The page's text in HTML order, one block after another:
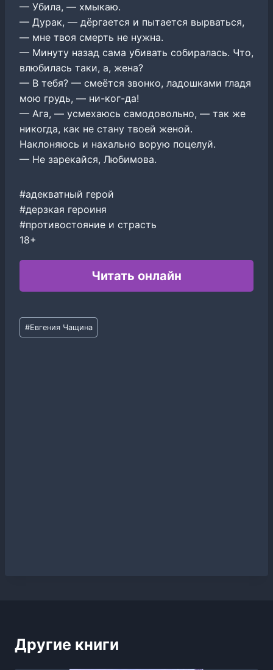
— Убила, — хмыкаю.
— Дурак, — дёргается и пытается вырваться,
— мне твоя смерть не нужна.
— Минуту назад сама убивать собиралась. Что,
влюбилась таки, а, жена?
— В тебя? — смеётся звонко, ладошками гладя
мою грудь, — ни-ког-да!
— Ага, — усмехаюсь самодовольно, — так же
никогда, как не стану твоей женой.
Наклоняюсь и нахально ворую поцелуй.
— Не зарекайся, Любимова.
#адекватный герой
#дерзкая героиня
#противостояние и страсть
18+
Читать онлайн
Метки
записи:
#Евгения Чащина
Другие книги